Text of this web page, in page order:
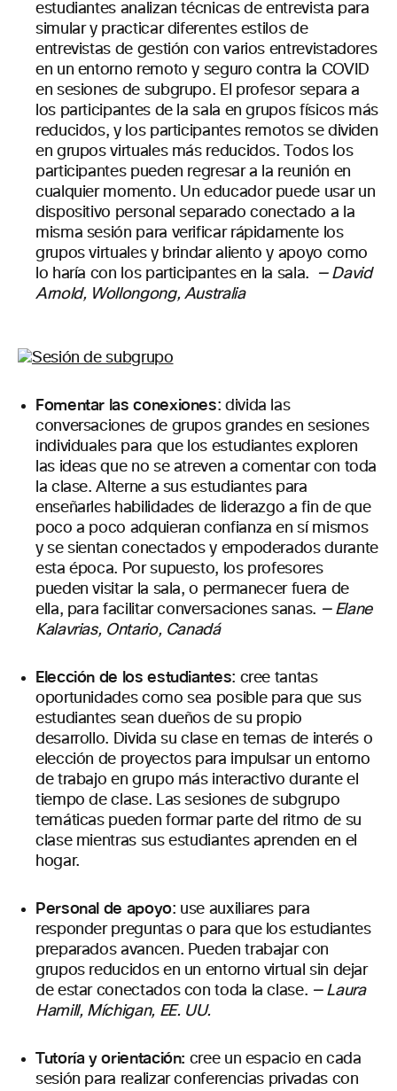
estudiantes analizan técnicas de entrevista para
simular y practicar diferentes estilos de
entrevistas de gestión con varios entrevistadores
en un entorno remoto y seguro contra la COVID
en sesiones de subgrupo. El profesor separa a
los participantes de la sala en grupos físicos más
reducidos, y los participantes remotos se dividen
en grupos virtuales más reducidos. Todos los
participantes pueden regresar a la reunión en
cualquier momento. Un educador puede usar un
dispositivo personal separado conectado a la
misma sesión para verificar rápidamente los
grupos virtuales y brindar aliento y apoyo como
lo haría con los participantes en la sala.
— David
Arnold, Wollongong, Australia
Fomentar las conexiones: divida las
conversaciones de grupos grandes en sesiones
individuales para que los estudiantes exploren
las ideas que no se atreven a comentar con toda
la clase. Alterne a sus estudiantes para
enseñarles habilidades de liderazgo a fin de que
poco a poco adquieran confianza en sí mismos
y se sientan conectados y empoderados durante
esta época. Por supuesto, los profesores
pueden visitar la sala, o permanecer fuera de
ella, para facilitar conversaciones sanas. — Elane
Kalavrias, Ontario, Canadá
Elección de los estudiantes: cree tantas
oportunidades como sea posible para que sus
estudiantes sean dueños de su propio
desarrollo. Divida su clase en temas de interés o
elección de proyectos para impulsar un entorno
de trabajo en grupo más interactivo durante el
tiempo de clase. Las sesiones de subgrupo
temáticas pueden formar parte del ritmo de su
clase mientras sus estudiantes aprenden en el
hogar.
Personal de apoyo: use auxiliares para
responder preguntas o para que los estudiantes
preparados avancen. Pueden trabajar con
grupos reducidos en un entorno virtual sin dejar
de estar conectados con toda la clase. — Laura
Hamill, Míchigan, EE. UU.
Tutoría y orientación: cree un espacio en cada
sesión para realizar conferencias privadas con